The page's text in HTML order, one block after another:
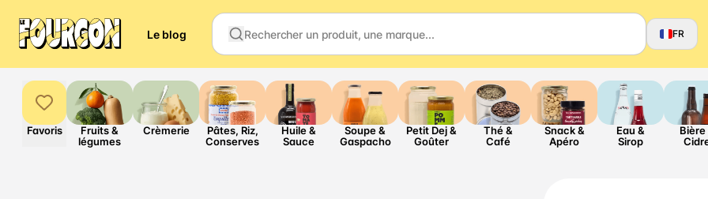
Le blog FR
Favoris
Fruits &
légumes
Crèmerie
Pâtes, Riz,
Conserves
Huile &
Sauce
Soupe &
Gaspacho
Petit Dej &
Goûter
Thé &
Café
Snack &
Apéro
Eau &
Sirop
Bière